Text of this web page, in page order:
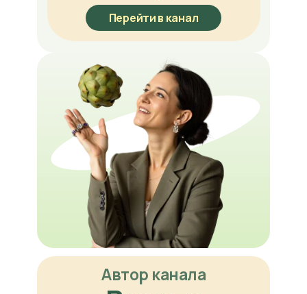
Перейти в канал
Автор канала